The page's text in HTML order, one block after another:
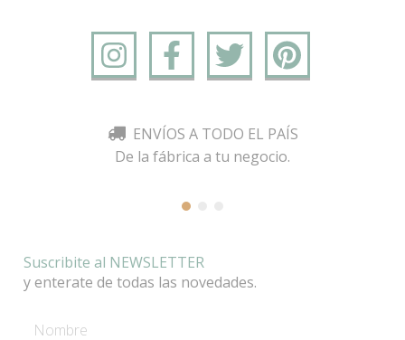
ENVÍOS A TODO EL PAÍS
De la fábrica a tu negocio.
Suscribite al NEWSLETTER
y enterate de todas las novedades.